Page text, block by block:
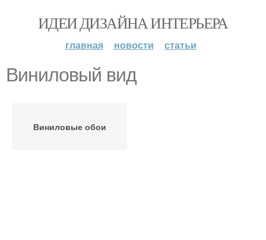
ИДЕИ ДИЗАЙНА ИНТЕРЬЕРА
главная новости статьи
Виниловый вид
Виниловые обои